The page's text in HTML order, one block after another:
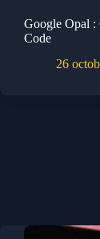
Google Opal :
Code
26